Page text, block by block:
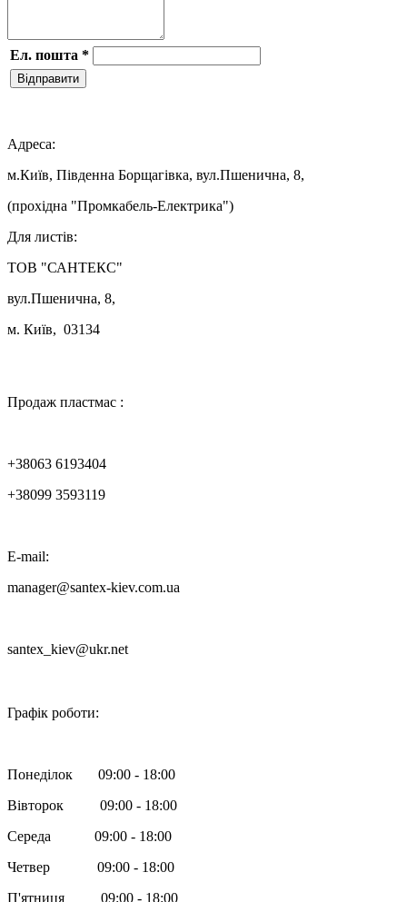
Ел. пошта *
Відправити
Адреса:
м.Київ, Південна Борщагівка, вул.Пшенична, 8,
(прохідна "Промкабель-Електрика")
Для листів:
ТОВ "САНТЕКС"
вул.Пшенична, 8,
м. Київ, 03134
Продаж пластмас :
+38063 6193404
+38099 3593119
E-mail:
manager@santex-kiev.com.ua
santex_kiev@ukr.net
Графік роботи:
Понеділок 09:00 - 18:00
Вівторок 09:00 - 18:00
Середа 09:00 - 18:00
Четвер 09:00 - 18:00
П'ятниця 09:00 - 18:00